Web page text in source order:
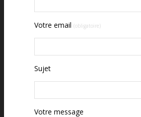
Votre email (obligatoire)
Sujet
Votre message